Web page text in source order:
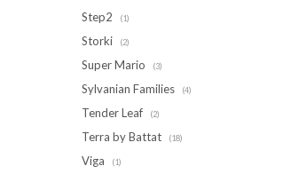
Step2 (1)
Storki (2)
Super Mario (3)
Sylvanian Families (4)
Tender Leaf (2)
Terra by Battat (18)
Viga (1)